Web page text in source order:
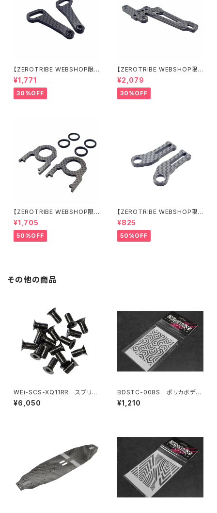
【ZEROTRIBE WEBSHOP限
定価格】RCM-X4-CSAF カ
ーボンフロントステアリングアー
ムセット XRAY X4用
¥1,771
30%OFF
【ZEROTRIBE WEBSHOP限
定価格】RCM-X4-FSM-F G
eoCarbon フローティングフロ
ントサーボマウント XRAY X4用
¥2,079
30%OFF
【ZEROTRIBE WEBSHOP限
定価格】RCM-BD11-TSE カ
ーボンツィーク スティックエンド
プレートセット YOKOMO BD11
用
¥1,705
50%OFF
【ZEROTRIBE WEBSHOP限
定価格】RCM-HRP-ZX-BD10
LCE Horizontalリアポストボ
ディマウンティングエクステンシ
ョンプレート Yokomo BD10L
¥825
50%OFF
その他の商品
WEi-SCS-XQ11RR スプリン
グスチールシャーシ用ビスセット
XQ11RR用
¥6,050
BDSTC-008S ポリカボディ
塗装用ステンシル 【Ipnotic V
4 small】
¥1,210